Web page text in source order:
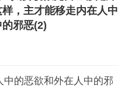
，主才能移走内在人中
邪恶(2)
的恶欲和外在人中的邪